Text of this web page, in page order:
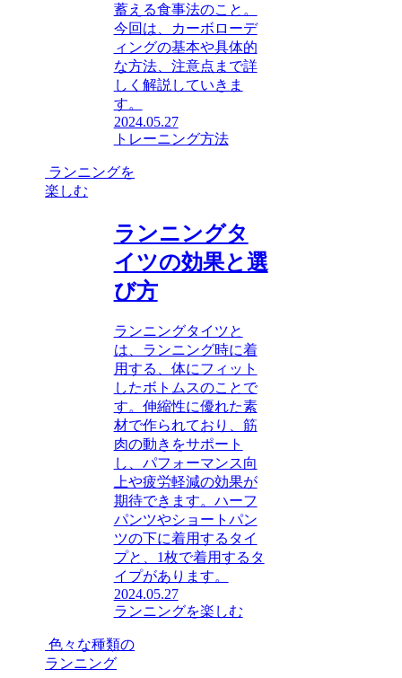
蓄える食事法のこと。
今回は、カーボローデ
ィングの基本や具体的
な方法、注意点まで詳
しく解説していきま
す。
2024.05.27
トレーニング方法
ランニングを
楽しむ
ランニングタ
イツの効果と選
び方
ランニングタイツと
は、ランニング時に着
用する、体にフィット
したボトムスのことで
す。伸縮性に優れた素
材で作られており、筋
肉の動きをサポート
し、パフォーマンス向
上や疲労軽減の効果が
期待できます。ハーフ
パンツやショートパン
ツの下に着用するタイ
プと、1枚で着用するタ
イプがあります。
2024.05.27
ランニングを楽しむ
色々な種類の
ランニング